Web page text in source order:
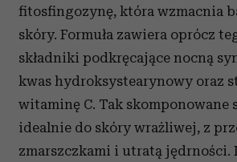
otrzymanymi od Ciebie lub
korzystania z ich usług.
fitosfingozynę, która wzmacnia
skóry. Formuła zawiera oprócz
składniki podkręcające nocną
kwas hydroksystearynowy oraz
witaminę C. Tak skomponowane
idealnie do skóry wrażliwej, z
zmarszczkami i utratą jędrności.